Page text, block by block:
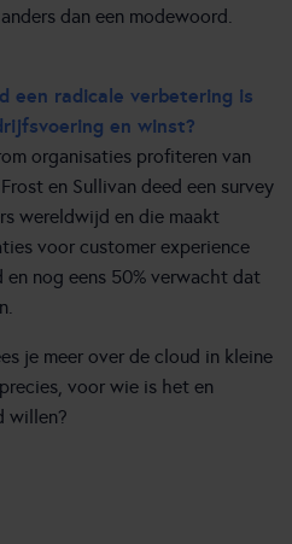
dan een modewoord.
een radicale verbetering is
en winst?
organisaties profiteren van
en Sullivan deed een survey
wereldwijd en die maakt
voor customer experience
nog eens 50% verwacht dat
je meer over de cloud in kleine
voor wie is het en
willen?